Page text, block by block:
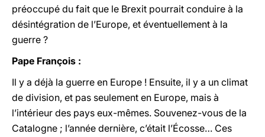
préoccupé du fait que le Brexit pourrait conduire à la
désintégration de l’Europe, et éventuellement à la
guerre ?
Pape François :
Il y a déjà la guerre en Europe ! Ensuite, il y a un climat
de division, et pas seulement en Europe, mais à
l’intérieur des pays eux-mêmes. Souvenez-vous de la
Catalogne ; l’année dernière, c’était l’Écosse… Ces